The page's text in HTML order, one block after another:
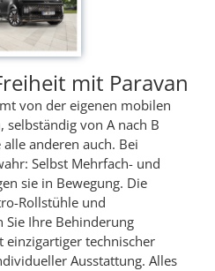
mit Paravan
von der eigenen mobilen
selbständig von A nach B
anderen auch. Bei
Selbst Mehrfach- und
sie in Bewegung. Die
Rollstühle und
Sie Ihre Behinderung
einzigartiger technischer
Ausstattung. Alles